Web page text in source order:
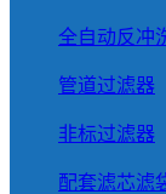
全自动反冲
管道过滤器
非标过滤器
配套滤芯滤